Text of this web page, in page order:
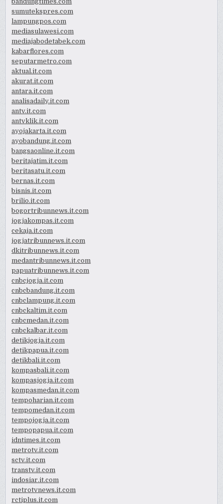
sumutekspres.com
lampungpos.com
mediasulawesi.com
mediajabodetabek.com
kabarflores.com
seputarmetro.com
aktual.it.com
akurat.it.com
antara.it.com
analisadaily.it.com
antv.it.com
antvklik.it.com
ayojakarta.it.com
ayobandung.it.com
bangsaonline.it.com
beritajatim.it.com
beritasatu.it.com
bernas.it.com
bisnis.it.com
brilio.it.com
bogortribunnews.it.com
jogjakompas.it.com
cekaja.it.com
jogjatribunnews.it.com
dkitribunnews.it.com
medantribunnews.it.com
papuatribunnews.it.com
cnbcjogja.it.com
cnbcbandung.it.com
cnbclampung.it.com
cnbckaltim.it.com
cnbcmedan.it.com
cnbckalbar.it.com
detikjogja.it.com
detikpapua.it.com
detikbali.it.com
kompasbali.it.com
kompasjogja.it.com
kompasmedan.it.com
tempoharian.it.com
tempomedan.it.com
tempojogja.it.com
tempopapua.it.com
idntimes.it.com
metrotv.it.com
sctv.it.com
transtv.it.com
indosiar.it.com
metrotvnews.it.com
rctiplus.it.com